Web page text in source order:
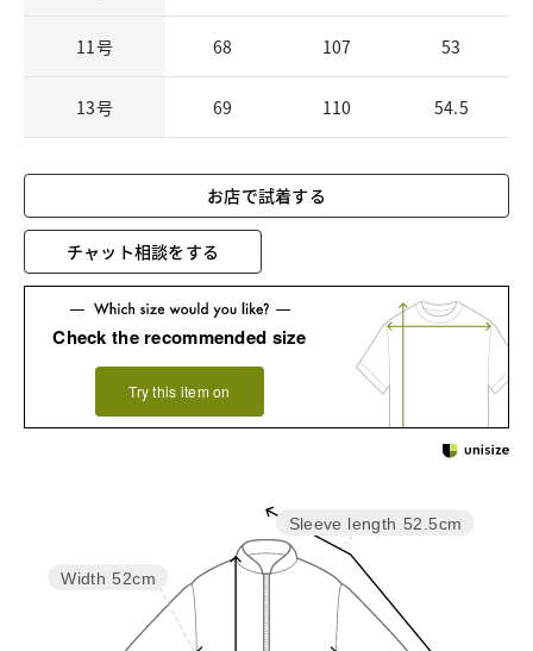
11号 68 107 53
13号 69 110 54.5
お店で試着する
チャット相談をする
Check the recommended size
Try this item on
Sleeve length 52.5cm
Width 52cm